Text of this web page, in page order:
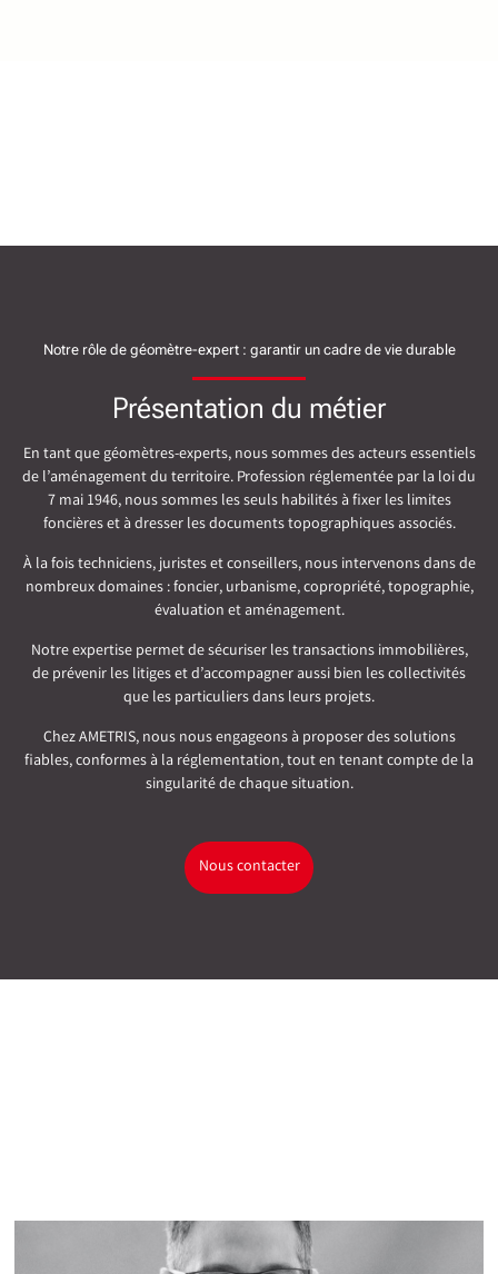
Notre rôle de géomètre-expert : garantir un cadre de vie durable
Présentation du métier
En tant que géomètres-experts, nous sommes des acteurs essentiels
de l’aménagement du territoire. Profession réglementée par la loi du
7 mai 1946, nous sommes les seuls habilités à fixer les limites
foncières et à dresser les documents topographiques associés.
À la fois techniciens, juristes et conseillers, nous intervenons dans de
nombreux domaines : foncier, urbanisme, copropriété, topographie,
évaluation et aménagement.
Notre expertise permet de sécuriser les transactions immobilières,
de prévenir les litiges et d’accompagner aussi bien les collectivités
que les particuliers dans leurs projets.
Chez AMETRIS, nous nous engageons à proposer des solutions
fiables, conformes à la réglementation, tout en tenant compte de la
singularité de chaque situation.
Nous contacter